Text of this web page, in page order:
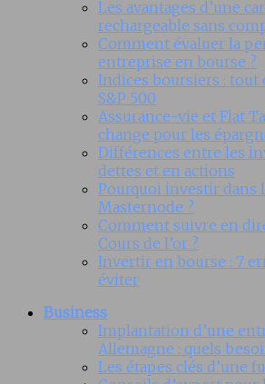
Les avantages d’une
rechargeable sans
Comment évaluer la
entreprise en bourse ?
Indices boursiers : tout
S&P 500
Assurance-vie et Flat
change pour les
Différences entre les
dettes et en actions
Pourquoi investir dans
Masternode ?
Comment suivre en
Cours de l’or ?
Invertir en bourse : 7
éviter
Business
Implantation d’une
Allemagne : quels
Les étapes clés d’une